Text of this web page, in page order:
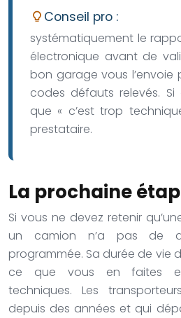
Conseil pro :
systématiquement le
électronique avant de
bon garage vous l’envoie
codes défauts relevés.
que « c’est trop
prestataire.
La prochaine
Si vous ne devez retenir
un camion n’a pas de
programmée. Sa durée de vie
ce que vous en faites
techniques. Les
depuis des années et qui